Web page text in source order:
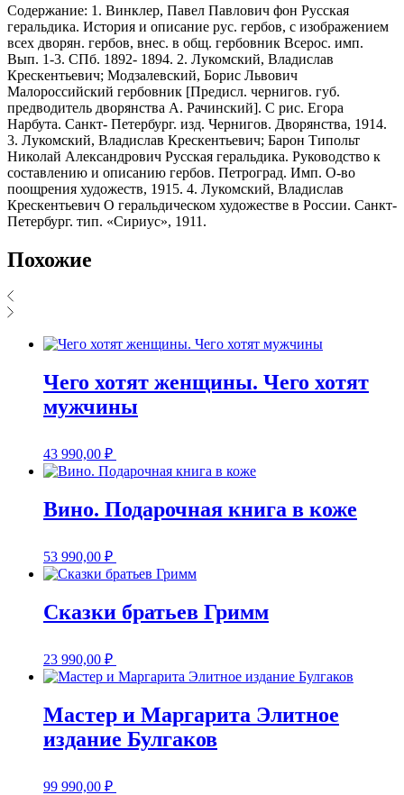
Содержание: 1. Винклер, Павел Павлович фон Русская
геральдика. История и описание рус. гербов, с изображением
всех дворян. гербов, внес. в общ. гербовник Всерос. имп.
Вып. 1-3. СПб. 1892- 1894. 2. Лукомский, Владислав
Крескентьевич; Модзалевский, Борис Львович
Малороссийский гербовник [Предисл. чернигов. губ.
предводитель дворянства А. Рачинский]. С рис. Егора
Нарбута. Санкт- Петербург. изд. Чернигов. Дворянства, 1914.
3. Лукомский, Владислав Крескентьевич; Барон Типольт
Николай Александрович Русская геральдика. Руководство к
составлению и описанию гербов. Петроград. Имп. О-во
поощрения художеств, 1915. 4. Лукомский, Владислав
Крескентьевич О геральдическом художестве в России. Санкт-
Петербург. тип. «Сириус», 1911.
Похожие
Чего хотят женщины. Чего хотят
мужчины
43 990,00 ₽
Вино. Подарочная книга в коже
53 990,00 ₽
Сказки братьев Гримм
23 990,00 ₽
Мастер и Маргарита Элитное
издание Булгаков
99 990,00 ₽